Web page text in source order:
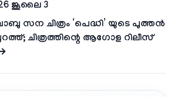
ജൂലൈ 3
സന ചിത്രം ‘പെദ്ധി’ യുടെ പുത്തൻ
ചിത്രത്തിന്റെ ആഗോള റിലീസ്